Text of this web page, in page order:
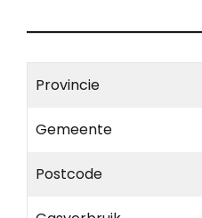
Provincie
Gemeente
Postcode